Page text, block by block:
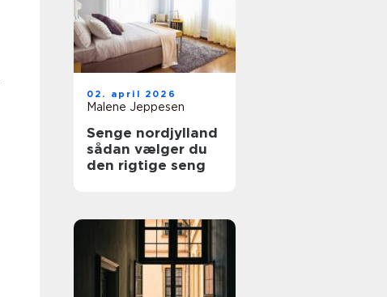
02. april 2026
Malene Jeppesen
Senge nordjylland
sådan vælger du
den rigtige seng